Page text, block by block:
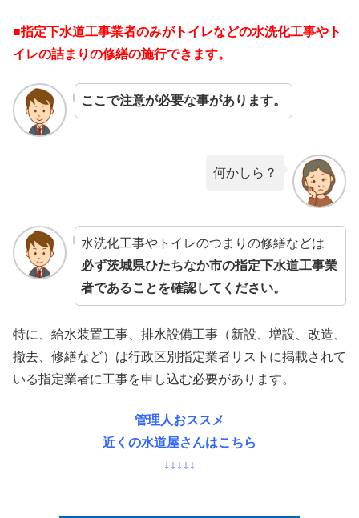
■指定下水道工事業者のみがトイレなどの水洗化工事やト
イレの詰まりの修繕の施行できます。
ここで注意が必要な事があります。
何かしら？
水洗化工事やトイレのつまりの修繕などは
必ず茨城県ひたちなか市の指定下水道工事業
者であることを確認してください。
特に、給水装置工事、排水設備工事（新設、増設、改造、
撤去、修繕など）は行政区別指定業者リストに掲載されて
いる指定業者に工事を申し込む必要があります。
管理人おススメ
近くの水道屋さんはこちら
↓↓↓↓↓